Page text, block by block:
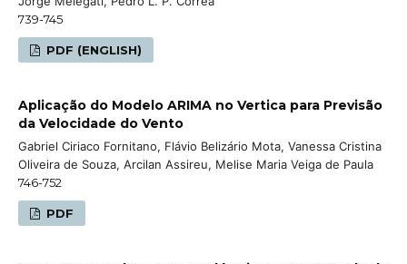
739-745
PDF (ENGLISH)
Aplicação do Modelo ARIMA no Vertica para Previsão
da Velocidade do Vento
Gabriel Ciriaco Fornitano, Flávio Belizário Mota, Vanessa Cristina
Oliveira de Souza, Arcilan Assireu, Melise Maria Veiga de Paula
746-752
PDF